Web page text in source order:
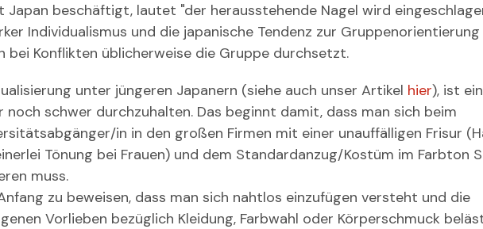
beschäftigt, lautet "der herausstehende Nagel wird
Individualismus und die japanische Tendenz zur
bei Konflikten üblicherweise die Gruppe durchsetzt.
unter jüngeren Japanern (siehe auch unser Artikel hier), ist
schwer durchzuhalten. Das beginnt damit, dass man sich beim
in in den großen Firmen mit einer unauffälligen Frisur
Tönung bei Frauen) und dem Standardanzug/Kostüm im Farbton
muss.
zu beweisen, dass man sich nahtlos einzufügen versteht und die
Vorlieben bezüglich Kleidung, Farbwahl oder Körperschmuck